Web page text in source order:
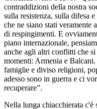
contraddizioni della nostra
sulla resistenza, sulla difesa
che ne siano stati
di respingimenti. E
piano internazionale,
anche agli altri conflitti che
momenti: Armenia e
famiglie e diviso religioni,
adesso sono in guerra e ci
recuperare”.
Nella lunga chiacchierata c'è